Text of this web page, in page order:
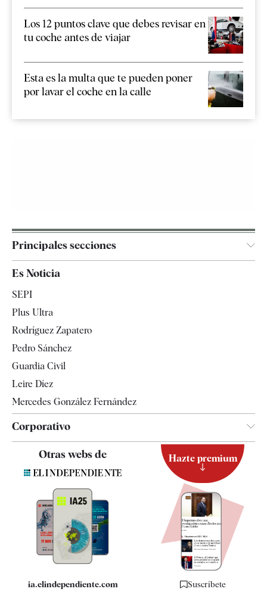
Los 12 puntos clave que debes revisar en
tu coche antes de viajar
Esta es la multa que te pueden poner
por lavar el coche en la calle
Principales secciones
España
Televisión
Es Noticia
SEPI
Plus Ultra
Rodríguez Zapatero
Pedro Sánchez
Guardia Civil
Leire Díez
Mercedes González Fernández
Corporativo
Contacto
Quiénes somos
Especificaciones
Otras webs de
ia.elindependiente.com
Hazte premium
Suscríbete